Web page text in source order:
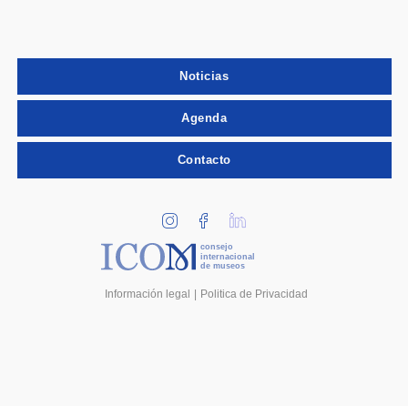
Noticias
Agenda
Contacto
consejo
internacional
de museos
Información legal Politica de Privacidad